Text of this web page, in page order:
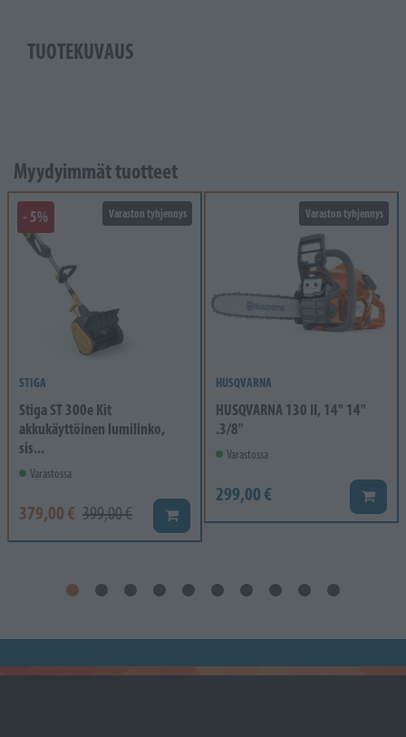
TUOTEKUVAUS
Myydyimmät tuotteet
Varaston tyhjennys
- 5%
STIGA
Stiga ST 300e Kit
akkukäyttöinen lumilinko,
sis...
Varastossa
379,00 € 399,00 € Lisää koriin
Varaston tyhjennys
HUSQVARNA
HUSQVARNA 130 II, 14" 14"
.3/8"
Varastossa
299,00 € Lisää